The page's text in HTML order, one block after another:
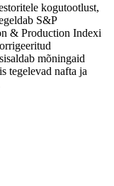
kogutootlust,
S&P
& Production Indexi
mõningaid
tegelevad nafta ja